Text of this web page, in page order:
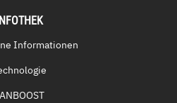
INFOTHEK
Informationen